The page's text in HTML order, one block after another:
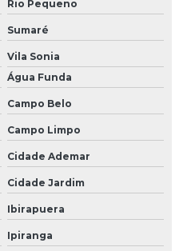
Rail
Em Sp
Em Sp
Sp
Paulo
Rail Em Sp
Profissional
Rio Pequeno
Sumaré
Vila Sonia
Água Funda
Campo Belo
Campo Limpo
Cidade Ademar
Cidade Jardim
Ibirapuera
Ipiranga